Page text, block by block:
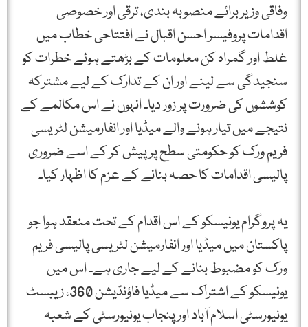
وفاقی وزیر برائے منصوبہ بندی، ترقی اور خصوصی
اقدامات پروفیسر احسن اقبال نے افتتاحی خطاب میں
غلط اور گمراہ کن معلومات کے بڑھتے ہوئے خطرات کو
سنجیدگی سے لینے اور ان کے تدارک کے لیے مشترکہ
کوششوں کی ضرورت پر زور دیا۔ انہوں نے اس مکالمے کے
نتیجے میں تیار ہونے والے میڈیا اور انفارمیشن لٹریسی
فریم ورک کو حکومتی سطح پر پیش کر کے اسے ضروری
پالیسی اقدامات کا حصہ بنانے کے عزم کا اظہار کیا۔
یہ پروگرام یونیسکو کے اس اقدام کے تحت منعقد ہوا جو
پاکستان میں میڈیا اور انفارمیشن لٹریسی پالیسی فریم
ورک کو مضبوط بنانے کے لیے جاری ہے۔ اس میں
یونیسکو کے اشتراک سے میڈیا فاؤنڈیشن 360، زیبسٹ
یونیورسٹی اسلام آباد اور پنجاب یونیورسٹی کے شعبہ